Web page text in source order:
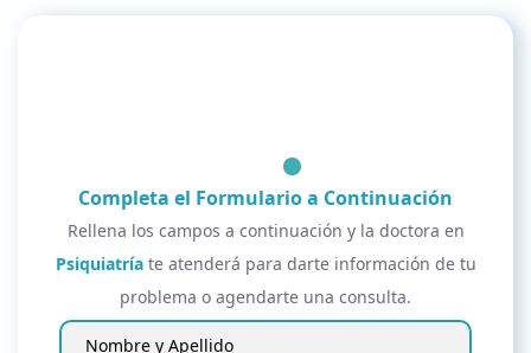
Completa el Formulario a Continuación
Rellena los campos a continuación y la doctora en
Psiquiatríate atenderá para darte información de tu
problema o agendarte una consulta.